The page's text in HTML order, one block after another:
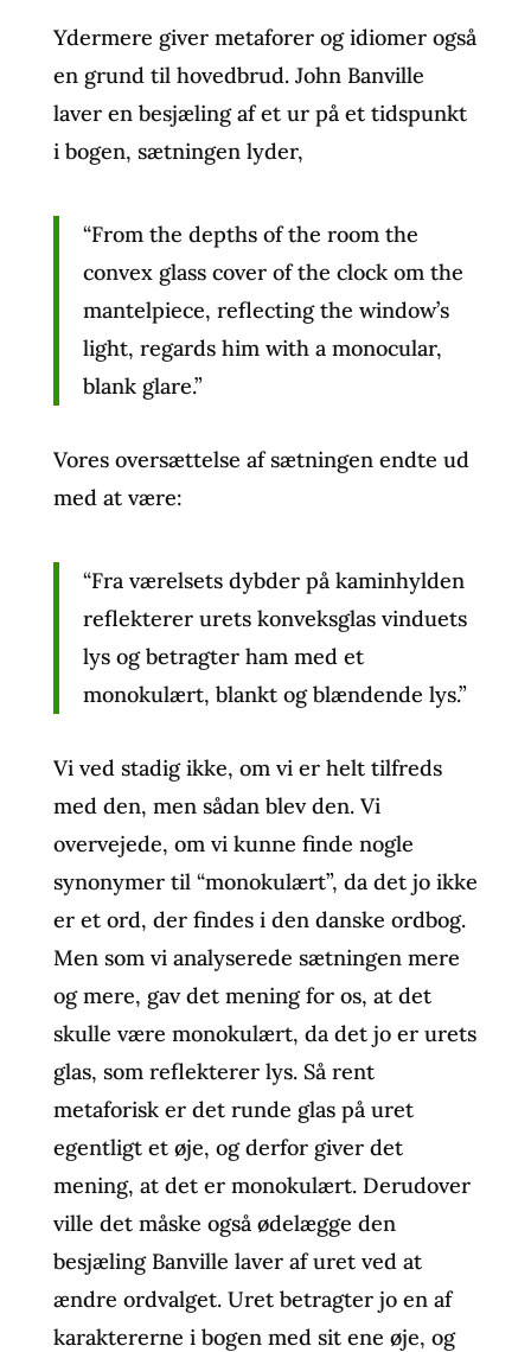
Ydermere giver metaforer og idiomer også
en grund til hovedbrud. John Banville
laver en besjæling af et ur på et tidspunkt
i bogen, sætningen lyder,
“From the depths of the room the
convex glass cover of the clock om the
mantelpiece, reflecting the window’s
light, regards him with a monocular,
blank glare.”
Vores oversættelse af sætningen endte ud
med at være:
“Fra værelsets dybder på kaminhylden
reflekterer urets konveksglas vinduets
lys og betragter ham med et
monokulært, blankt og blændende lys.”
Vi ved stadig ikke, om vi er helt tilfreds
med den, men sådan blev den. Vi
overvejede, om vi kunne finde nogle
synonymer til “monokulært”, da det jo ikke
er et ord, der findes i den danske ordbog.
Men som vi analyserede sætningen mere
og mere, gav det mening for os, at det
skulle være monokulært, da det jo er urets
glas, som reflekterer lys. Så rent
metaforisk er det runde glas på uret
egentligt et øje, og derfor giver det
mening, at det er monokulært. Derudover
ville det måske også ødelægge den
besjæling Banville laver af uret ved at
ændre ordvalget. Uret betragter jo en af
karaktererne i bogen med sit ene øje, og